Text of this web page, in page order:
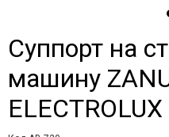
Суппорт на
машину